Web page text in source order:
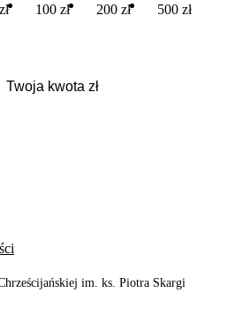
100 zł 200 zł 500 zł
im. ks. Piotra Skargi